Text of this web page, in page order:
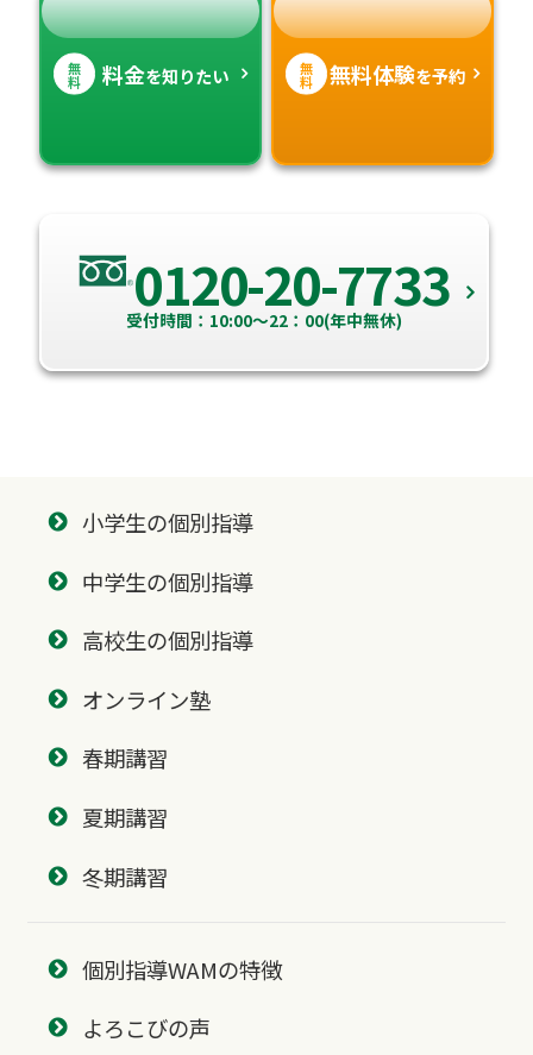
無
料 料金を知りたい 無
料 無料体験を予約
0120-20-7733
受付時間：10:00～22：00(年中無休)
小学生の個別指導
中学生の個別指導
高校生の個別指導
オンライン塾
春期講習
夏期講習
冬期講習
個別指導WAMの特徴
よろこびの声